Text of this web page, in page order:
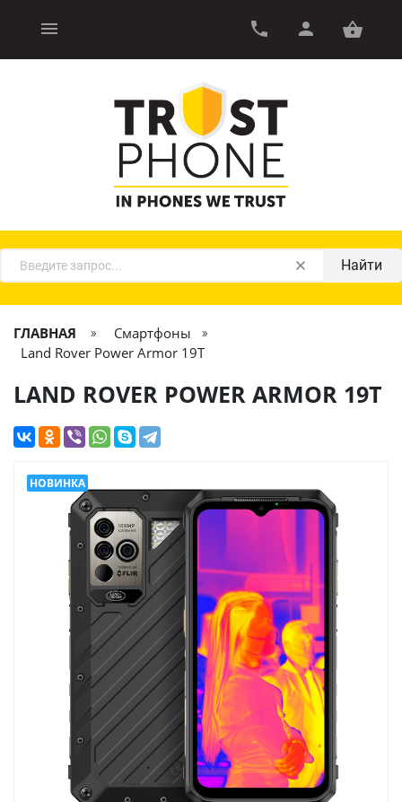
Найти
ГЛАВНАЯ
Смартфоны
Land Rover Power Armor 19T
LAND ROVER POWER ARMOR 19T